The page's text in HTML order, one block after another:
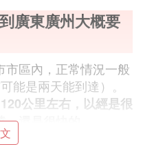
廣東廣州大概要
區內，正常情況一般
能是兩天能到達）。
公里左右，以經是很
還是很快的。
市市區內，在正常的